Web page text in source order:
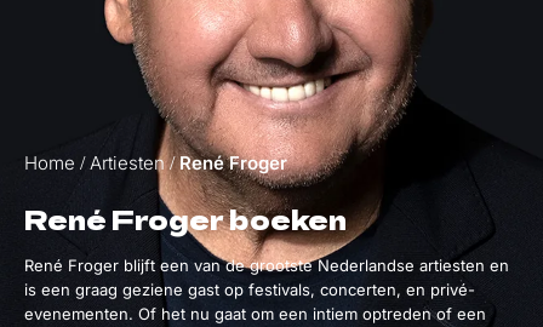
Home /Artiesten/René Froger
René Froger boeken
René Froger blijft een van de grootste Nederlandse artiesten en
is een graag geziene gast op festivals, concerten, en privé-
evenementen. Of het nu gaat om een intiem optreden of een